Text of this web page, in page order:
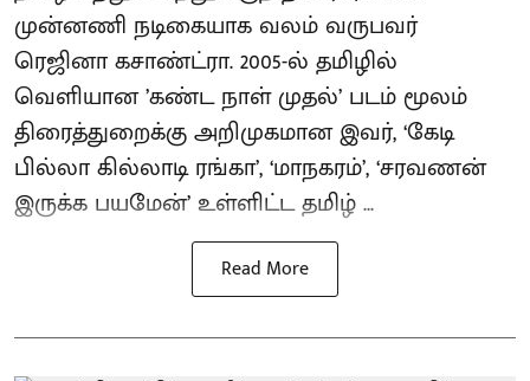
முன்னணி நடிகையாக வலம் வருபவர்
ரெஜினா கசாண்ட்ரா. 2005-ல் தமிழில்
வெளியான ’கண்ட நாள் முதல்’ படம் மூலம்
திரைத்துறைக்கு அறிமுகமான இவர், ‘கேடி
பில்லா கில்லாடி ரங்கா’, ‘மாநகரம்’, ‘சரவணன்
இருக்க பயமேன்’ உள்ளிட்ட தமிழ் ...
Read More